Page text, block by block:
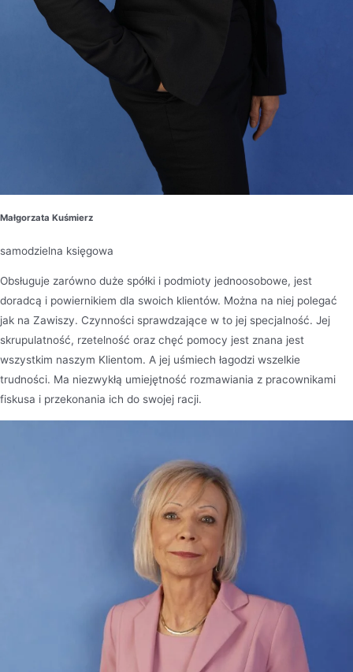
Małgorzata Kuśmierz
samodzielna księgowa
Obsługuje zarówno duże spółki i podmioty jednoosobowe, jest
doradcą i powiernikiem dla swoich klientów. Można na niej polegać
jak na Zawiszy. Czynności sprawdzające w to jej specjalność. Jej
skrupulatność, rzetelność oraz chęć pomocy jest znana jest
wszystkim naszym Klientom. A jej uśmiech łagodzi wszelkie
trudności. Ma niezwykłą umiejętność rozmawiania z pracownikami
fiskusa i przekonania ich do swojej racji.